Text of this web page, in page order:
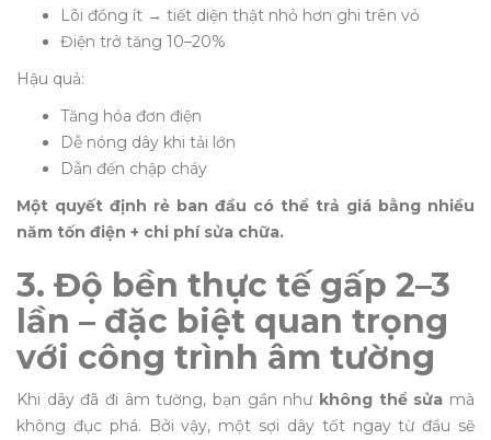
Lõi đồng ít → tiết diện thật nhỏ hơn ghi trên vỏ
Điện trở tăng 10–20%
Hậu quả:
Tăng hóa đơn điện
Dễ nóng dây khi tải lớn
Dẫn đến chập cháy
Một quyết định rẻ ban đầu có thể trả giá bằng nhiều
năm tốn điện + chi phí sửa chữa.
3. Độ bền thực tế gấp 2–3
lần – đặc biệt quan trọng
với công trình âm tường
Khi dây đã đi âm tường, bạn gần như không thể sửa mà
không đục phá. Bởi vậy, một sợi dây tốt ngay từ đầu sẽ